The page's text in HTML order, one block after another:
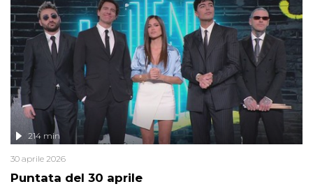
contesto globale rende impossibile considerarla un fenomeno
lontano.
Puntata del 30 aprile
214 min
30 aprile 2026